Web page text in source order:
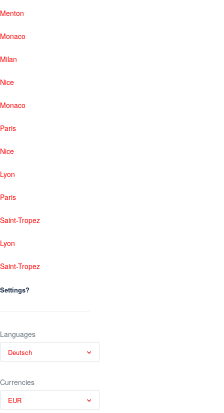
Menton
Monaco
Milan
Nice
Monaco
Paris
Nice
Lyon
Paris
Saint-Tropez
Lyon
Saint-Tropez
Settings?
Languages
Deutsch
Currencies
EUR